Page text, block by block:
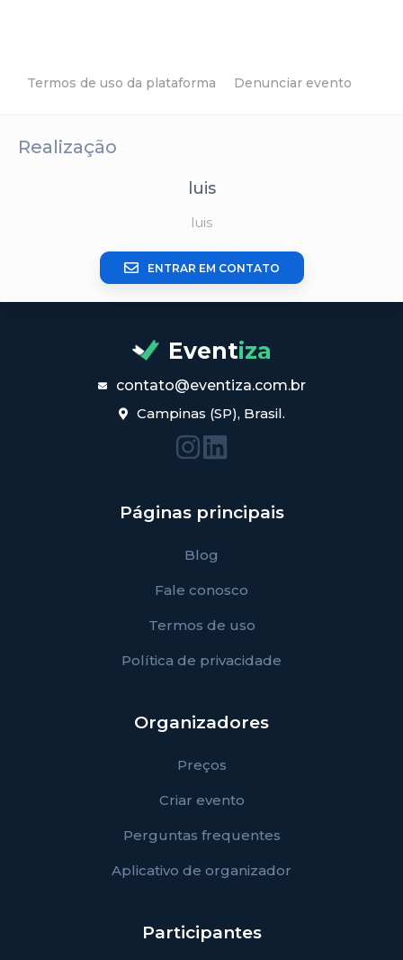
Termos de uso da plataforma Denunciar evento
Realização
luis
luis
ENTRAR EM CONTATO
Eventiza
contato@eventiza.com.br
Campinas (SP), Brasil.
Páginas principais
Blog
Fale conosco
Termos de uso
Política de privacidade
Organizadores
Preços
Criar evento
Perguntas frequentes
Aplicativo de organizador
Participantes